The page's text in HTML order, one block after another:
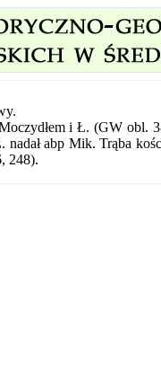
i Ł. (GW obl.
abp Mik. Trąba
248).